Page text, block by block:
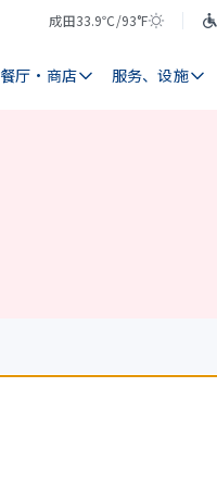
成田
气
33.9℃/93°F
天
餐厅・商店 服务、设施